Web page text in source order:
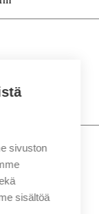
sivuston
sisältöä